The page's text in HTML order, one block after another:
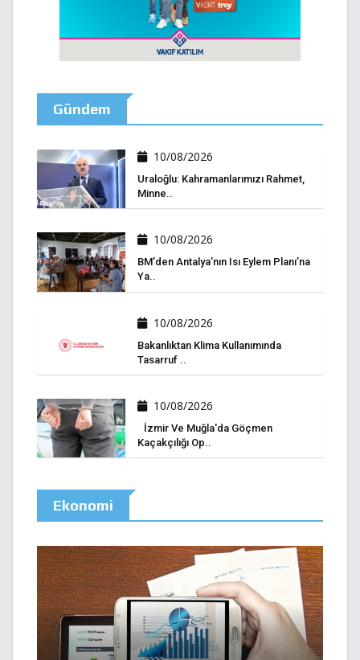
Gündem
10/08/2026
Uraloğlu: Kahramanlarımızı Rahmet,
Minne..
10/08/2026
BM’den Antalya’nın Isı Eylem Planı’na
Ya..
10/08/2026
Bakanlıktan Klima Kullanımında
Tasarruf ..
10/08/2026
İzmir Ve Muğla'da Göçmen
Kaçakçılığı Op..
Ekonomi